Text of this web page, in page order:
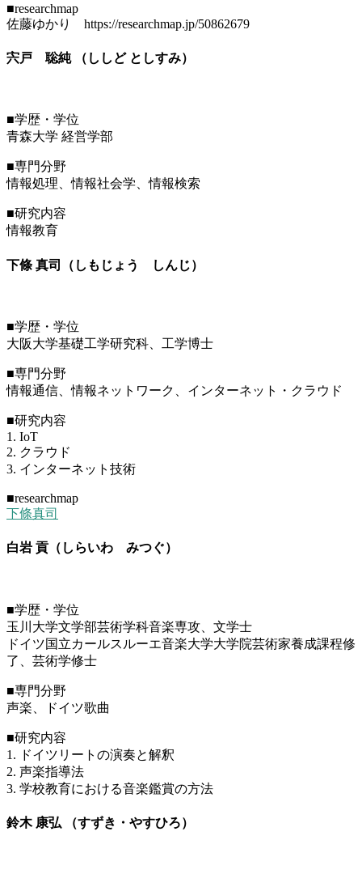
■researchmap
佐藤ゆかり https://researchmap.jp/50862679
宍戸 聡純 （ししど としすみ）
■学歴・学位
青森大学 経営学部
■専門分野
情報処理、情報社会学、情報検索
■研究内容
情報教育
下條 真司（しもじょう しんじ）
■学歴・学位
大阪大学基礎工学研究科、工学博士
■専門分野
情報通信、情報ネットワーク、インターネット・クラウド
■研究内容
1. IoT
2. クラウド
3. インターネット技術
■researchmap
下條真司
白岩 貢（しらいわ みつぐ）
■学歴・学位
玉川大学文学部芸術学科音楽専攻、文学士
ドイツ国立カールスルーエ音楽大学大学院芸術家養成課程修
了、芸術学修士
■専門分野
声楽、ドイツ歌曲
■研究内容
1. ドイツリートの演奏と解釈
2. 声楽指導法
3. 学校教育における音楽鑑賞の方法
鈴木 康弘 （すずき・やすひろ）